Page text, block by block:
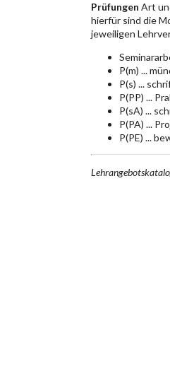
Prüfungen Art
hierfür sind die
jeweiligen
P(m) ...
P(s) ...
P(PP) ...
P(sA) ...
P(PA) ...
P(PE) ...